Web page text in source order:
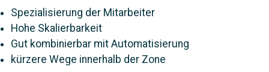
Spezialisierung der Mitarbeiter
Hohe Skalierbarkeit
Gut kombinierbar mit Automatisierung
kürzere Wege innerhalb der Zone